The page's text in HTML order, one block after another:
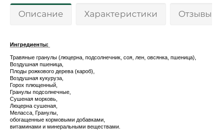
Описание Характеристики Отзывы 0
Ингредиенты:
Травяные гранулы (люцерна, подсолнечник, соя, лен, овсянка, пшеница),
Воздушная пшеница,
Плоды рожкового дерева (кароб),
Воздушная кукуруза,
Горох плющенный,
Гранулы подсолнечные,
Сушеная морковь,
Люцерна сушеная,
Меласса, Гранулы,
обогащенные кормовыми добавками,
витаминами и минеральными веществами.